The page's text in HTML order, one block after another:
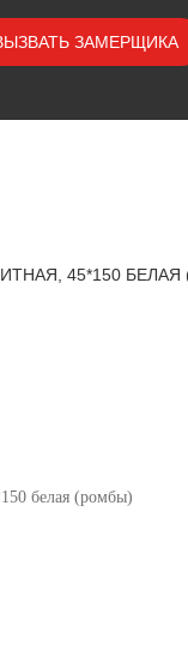
ЗАМЕРЩИКА
45*150
белая (ромбы)